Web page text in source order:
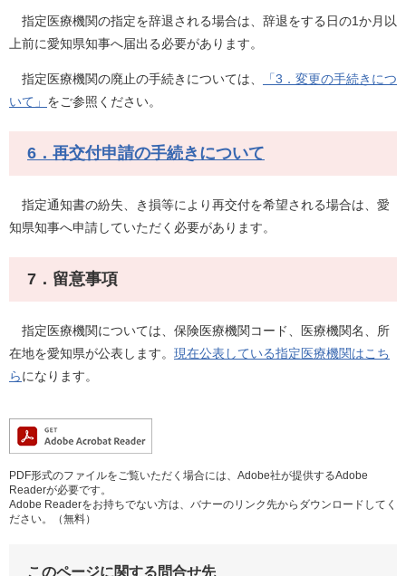
指定医療機関の指定を辞退される場合は、辞退をする日の1か月以
上前に愛知県知事へ届出る必要があります。
指定医療機関の廃止の手続きについては、
「3．変更の手続きにつ
いて」 をご参照ください。
6．再交付申請の手続きについて
指定通知書の紛失、き損等により再交付を希望される場合は、愛
知県知事へ申請していただく必要があります。
7．留意事項
指定医療機関については、保険医療機関コード、医療機関名、所
在地を愛知県が公表します。 現在公表している指定医療機関はこち
らになります。
PDF形式のファイルをご覧いただく場合には、Adobe社が提供するAdobe
Readerが必要です。
Adobe Readerをお持ちでない方は、バナーのリンク先からダウンロードしてく
ださい。（無料）
このページに関する問合せ先